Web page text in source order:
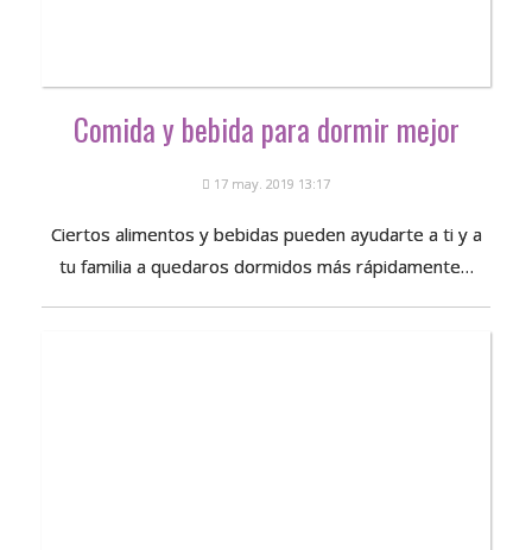
Comida y bebida para dormir mejor
17 may. 2019 13:17
Ciertos alimentos y bebidas pueden ayudarte a ti y a
tu familia a quedaros dormidos más rápidamente…